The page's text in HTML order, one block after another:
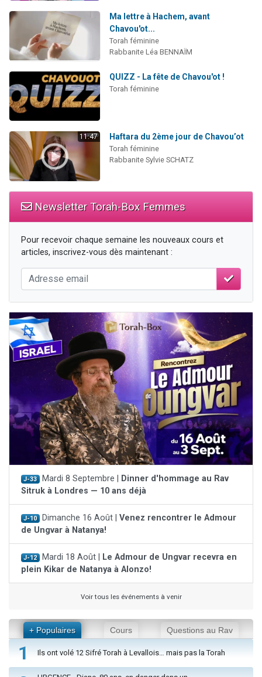
Ma lettre à Hachem, avant
Chavou'ot...
Torah féminine
Rabbanite Léa BENNAÏM
QUIZZ - La fête de Chavou'ot !
Torah féminine
11:47 Haftara du 2ème jour de Chavou’ot
Torah féminine
Rabbanite Sylvie SCHATZ
Newsletter Torah-Box Femmes
Pour recevoir chaque semaine les nouveaux cours et
articles, inscrivez-vous dès maintenant :
J-33 Mardi 8 Septembre |
Dinner d'hommage au Rav
Sitruk à Londres — 10 ans déjà
J-10 Dimanche 16 Août | Venez rencontrer le Admour
de Ungvar à Natanya!
J-12 Mardi 18 Août |
Le Admour de Ungvar recevra en
plein Kikar de Natanya à Alonzo!
Voir tous les événements à venir
+ Populaires Cours Questions au Rav
1 Ils ont volé 12 Sifré Torah à Levallois… mais pas la Torah